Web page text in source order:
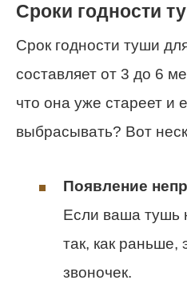
Сроки годности
Срок годности туши
составляет от 3 до 6
что она уже стареет и
выбрасывать? Вот
Появление
Если ваша тушь
так, как раньше,
звоночек.